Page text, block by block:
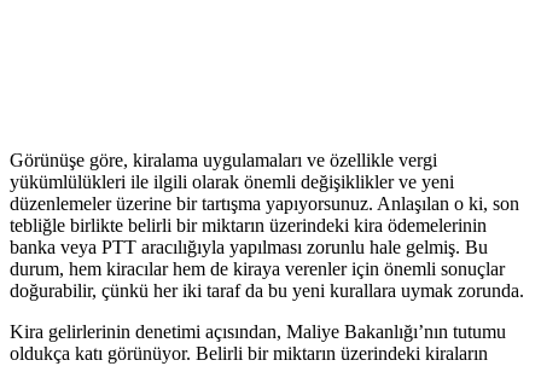
Görünüşe göre, kiralama ‍uygulamaları ve özellikle vergi
yükümlülükleri ile ilgili ‌olarak ‌önemli değişiklikler ve yeni
düzenlemeler üzerine bir tartışma​ yapıyorsunuz. Anlaşılan o ki, son
tebliğle birlikte belirli bir miktarın üzerindeki kira ödemelerinin
⁣banka veya PTT aracılığıyla yapılması ​zorunlu hale⁤ gelmiş. Bu
durum, hem kiracılar hem de kiraya verenler için önemli sonuçlar
‍doğurabilir, çünkü ⁤her iki taraf da bu yeni kurallara uymak zorunda.
Kira​ gelirlerinin denetimi açısından, Maliye Bakanlığı’nın tutumu
oldukça katı görünüyor. Belirli bir miktarın⁢ üzerindeki kiraların